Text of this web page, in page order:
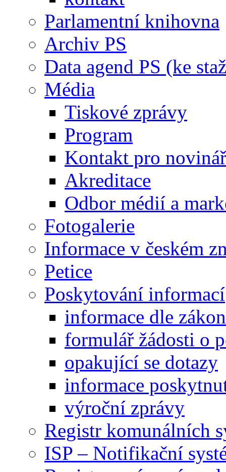
Parlamentní knihovna
Archiv PS
Data agend PS (ke
Média
Tiskové zprávy
Program
Kontakt pro
Akreditace
Odbor médií a
Fotogalerie
Informace v českém
Petice
Poskytování informací
informace dle
formulář žádosti o
opakující se dotazy
informace
výroční zprávy
Registr komunálních
ISP – Notifikační